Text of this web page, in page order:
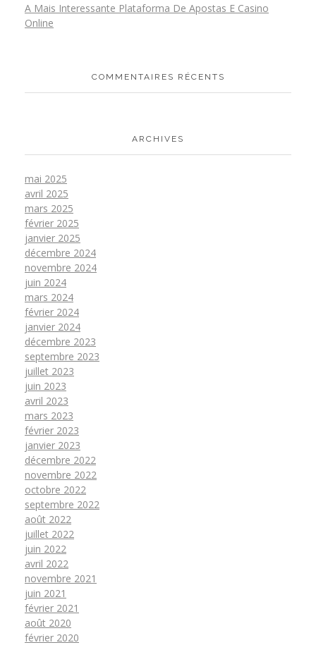
A Mais Interessante Plataforma De Apostas E Casino
Online
COMMENTAIRES RÉCENTS
ARCHIVES
mai 2025
avril 2025
mars 2025
février 2025
janvier 2025
décembre 2024
novembre 2024
juin 2024
mars 2024
février 2024
janvier 2024
décembre 2023
septembre 2023
juillet 2023
juin 2023
avril 2023
mars 2023
février 2023
janvier 2023
décembre 2022
novembre 2022
octobre 2022
septembre 2022
août 2022
juillet 2022
juin 2022
avril 2022
novembre 2021
juin 2021
février 2021
août 2020
février 2020